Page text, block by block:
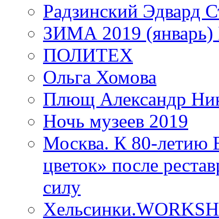
Радзинский Эдвард
ЗИМА 2019 (январь)
ПОЛИТЕХ
Ольга Хомова
Плющ Александр
Ночь музеев 2019
Москва. К 80-
цветок» после
силу